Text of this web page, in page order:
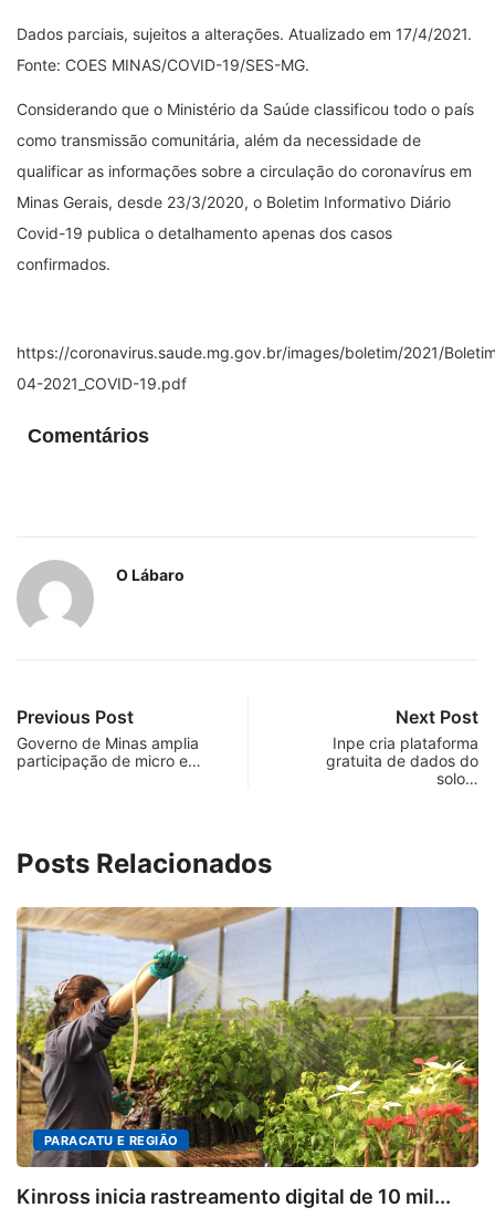
Dados parciais, sujeitos a alterações. Atualizado em 17/4/2021.
Fonte: COES MINAS/COVID-19/SES-MG.
Considerando que o Ministério da Saúde classificou todo o país
como transmissão comunitária, além da necessidade de
qualificar as informações sobre a circulação do coronavírus em
Minas Gerais, desde 23/3/2020, o Boletim Informativo Diário
Covid-19 publica o detalhamento apenas dos casos
confirmados.
https://coronavirus.saude.mg.gov.br/images/boletim/2021/
04-2021_COVID-19.pdf
Comentários
O Lábaro
Previous Post
Governo de Minas amplia
participação de micro e…
Next Post
Inpe cria plataforma
gratuita de dados do
solo…
Posts Relacionados
PARACATU E REGIÃO
Kinross inicia rastreamento digital de 10 mil...